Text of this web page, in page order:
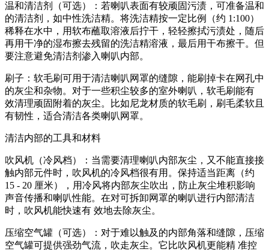
温和清洁剂（可选）：若喇叭表面有较顽固污渍，可准备温和
的清洁剂，如中性洗洁精。将洗洁精按一定比例（约 1:100）
稀释在水中，用软布蘸取溶液后拧干，轻轻擦拭污渍处，随后
再用干净的湿布擦去残留的洗洁精溶液，最后用干布擦干。但
要注意避免清洁剂渗入喇叭内部。
刷子：软毛刷可用于清洁喇叭网罩的缝隙，能刷掉卡在网孔中
的灰尘和杂物。对于一些积尘较多的室外喇叭，软毛刷能有
效清理顽固附着的灰尘。比如尼龙材质的软毛刷，刷毛柔软且
有韧性，适合清洁各类喇叭网罩。
清洁内部的工具和材料
吹风机（冷风档）：当需要清理喇叭内部灰尘，又不能直接接
触内部元件时，吹风机的冷风档很有用。保持适当距离（约
15 - 20 厘米），用冷风将内部灰尘吹出，防止灰尘堆积影响
声音传播和喇叭性能。在对可拆卸网罩的喇叭进行内部清洁
时，吹风机能快速有 效地去除灰尘。
压缩空气罐（可选）：对于难以触及的内部角落和缝隙，压缩
空气罐可提供强劲气流，吹走灰尘。它比吹风机更能精 准控